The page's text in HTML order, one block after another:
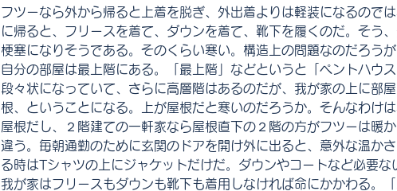
フツーなら外から帰ると上着を脱ぎ、外出着よりは軽装になるので
に帰ると、フリースを着て、ダウンを着て、靴下を履くのだ。そう
梗塞になりそうである。そのくらい寒い。構造上の問題なのだろう
自分の部屋は最上階にある。「最上階」などというと「ペントハウ
段々状になっていて、さらに高層階はあるのだが、我が家の上に部
根、ということになる。上が屋根だと寒いのだろうか。そんなわけ
屋根だし、２階建ての一軒家なら屋根直下の２階の方がフツーは暖
違う。毎朝通勤のために玄関のドアを開け外に出ると、意外な温か
る時はTシャツの上にジャケットだけだ。ダウンやコートなど必要な
我が家はフリースもダウンも靴下も着用しなければ命にかかわる。